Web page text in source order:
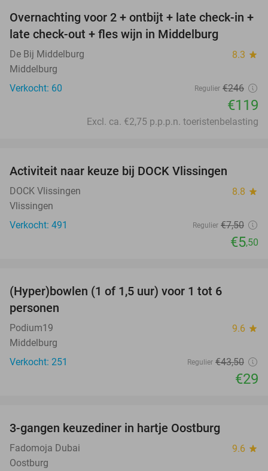
52%
Overnachting voor 2 + ontbijt + late check-in +
late check-out + fles wijn in Middelburg
De Bij Middelburg 8.3 star
Middelburg
Verkocht: 60
Regulier €246
€119
Excl. ca. €2,75 p.p.p.n. toeristenbelasting
Activiteit naar keuze bij DOCK Vlissingen
DOCK Vlissingen 8.8 star
Vlissingen
Verkocht: 491
Regulier €7,50
€5,50
(Hyper)bowlen (1 of 1,5 uur) voor 1 tot 6
personen
Podium19 9.6 star
Middelburg
Verkocht: 251
Regulier €43,50
€29
3-gangen keuzediner in hartje Oostburg
Fadomoja Dubai 9.6 star
Oostburg